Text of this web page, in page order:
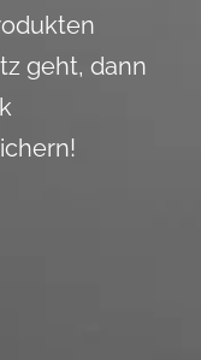
geht, dann